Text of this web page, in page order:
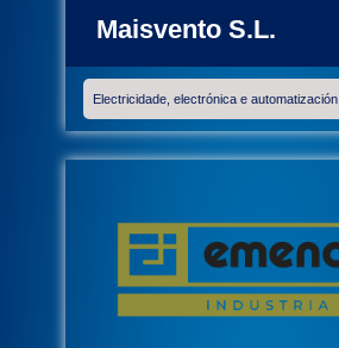
Maisvento S.L.
Electricidade, electrónica e automatización